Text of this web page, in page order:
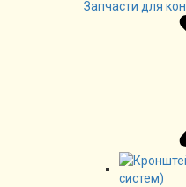
Запчасти для